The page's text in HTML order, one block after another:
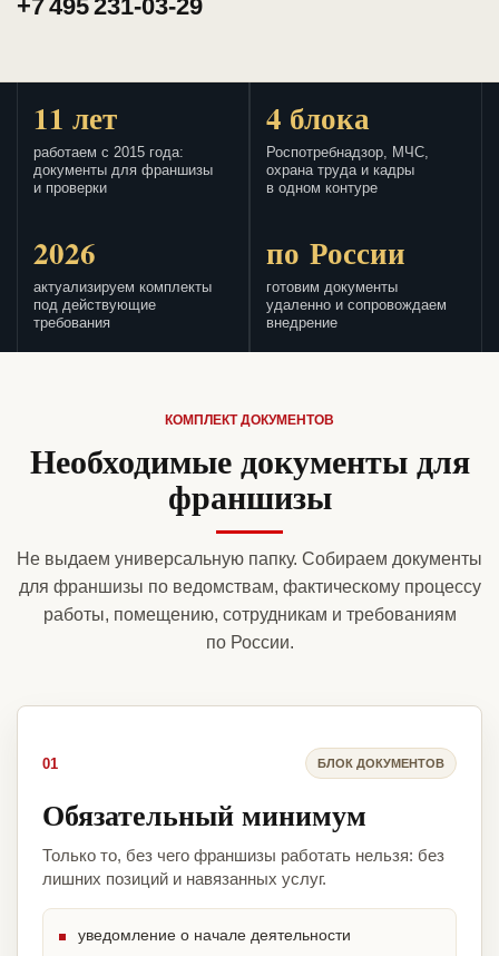
+7 495 231-03-29
11 лет
работаем с 2015 года:
документы для франшизы
и проверки
4 блока
Роспотребнадзор, МЧС,
охрана труда и кадры
в одном контуре
2026
актуализируем комплекты
под действующие
требования
по России
готовим документы
удаленно и сопровождаем
внедрение
КОМПЛЕКТ ДОКУМЕНТОВ
Необходимые документы для
франшизы
Не выдаем универсальную папку. Собираем документы
для франшизы по ведомствам, фактическому процессу
работы, помещению, сотрудникам и требованиям
по России.
01 БЛОК ДОКУМЕНТОВ
Обязательный минимум
Только то, без чего франшизы работать нельзя: без
лишних позиций и навязанных услуг.
уведомление о начале деятельности